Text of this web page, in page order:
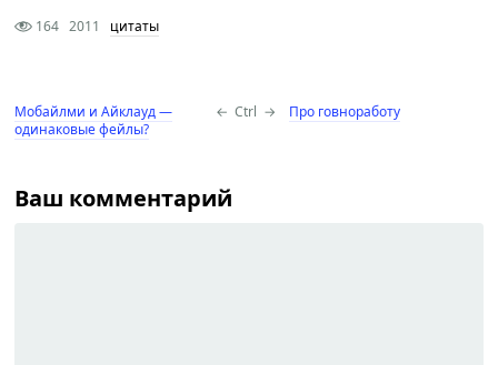
164 2011 цитаты
Мобайлми и Айклауд —
одинаковые фейлы?
← Ctrl → Про говноработу
Ваш комментарий